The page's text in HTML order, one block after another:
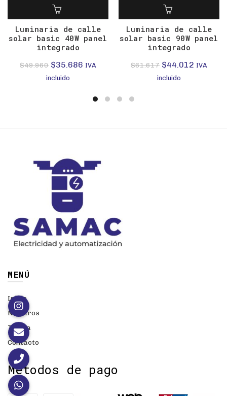
Luminaria de calle
solar basic 40W panel
integrado
$49.960 El
precio
$35.686 El
es:
IVA
incluido
Luminaria de calle
solar basic 90W panel
integrado
$61.617 El
precio
$44.012 El
IVA
incluido
MENÚ
Inicio
Nosotros
Tienda
Contacto
Métodos de pago